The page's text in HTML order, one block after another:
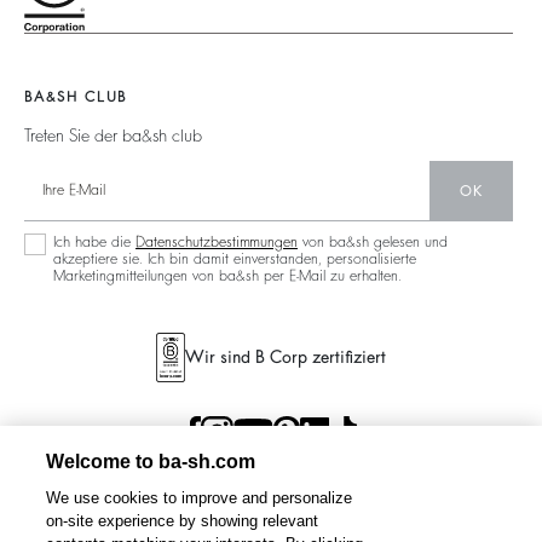
Rückenfrei
Operations
125 Et Après
BA&SH CLUB
Treten Sie der ba&sh club
OK
Ich habe die Datenschutzbestimmungen von ba&sh gelesen und
akzeptiere sie. Ich bin damit einverstanden, personalisierte
Marketingmitteilungen von ba&sh per E-Mail zu erhalten.
Wir sind B Corp zertifiziert
Welcome to ba-sh.com
We use cookies to improve and personalize
on-site experience by showing relevant